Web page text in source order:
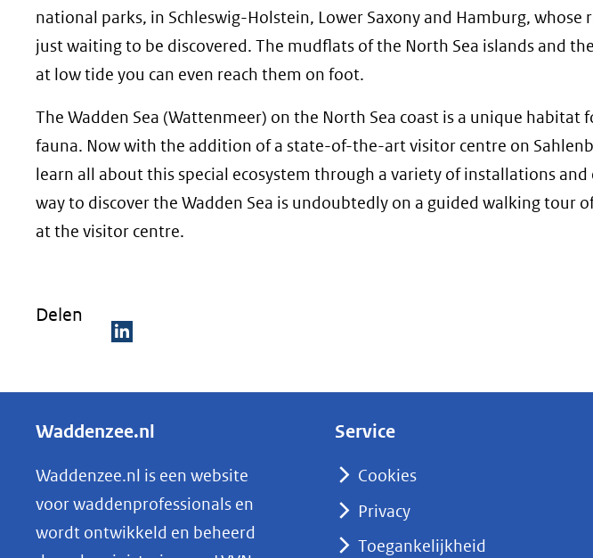
national parks, in Schleswig-Holstein, Lower Saxony and Hamburg, whose
just waiting to be discovered. The mudflats of the North Sea islands and
at low tide you can even reach them on foot.
The Wadden Sea (Wattenmeer) on the North Sea coast is a unique habitat
fauna. Now with the addition of a state-of-the-art visitor centre on
learn all about this special ecosystem through a variety of installations
way to discover the Wadden Sea is undoubtedly on a guided walking tour
at the visitor centre.
Delen
e
e
n
o
p
L
Waddenzee.nl
Waddenzee.nl is een website
voor waddenprofessionals en
wordt ontwikkeld en beheerd
Service
Cookies
Privacy
Toegankelijkheid